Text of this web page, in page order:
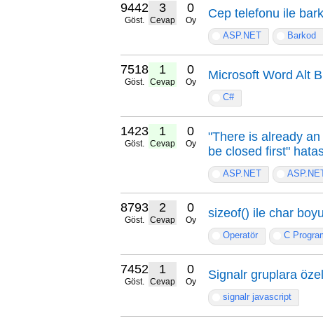
9442
Göst.
3
Cevap
0
Oy Cep telefonu ile
ASP.NET Barkod
7518
Göst.
1
Cevap
0
Oy Microsoft Word Alt
C#
14231
Göst.
1
Cevap
0
Oy
"There is already
be closed first"
ASP.NET
8793
Göst.
2
Cevap
0
Oy sizeof() ile char
Operatör C
7452
Göst.
1
Cevap
0
Oy Signalr gruplara
signalr javascript